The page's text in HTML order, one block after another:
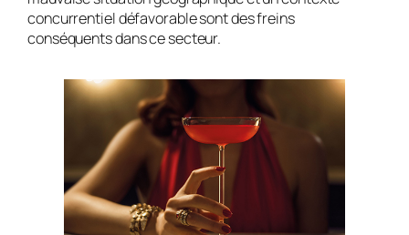
concurrentiel défavorable sont des freins
conséquents dans ce secteur.